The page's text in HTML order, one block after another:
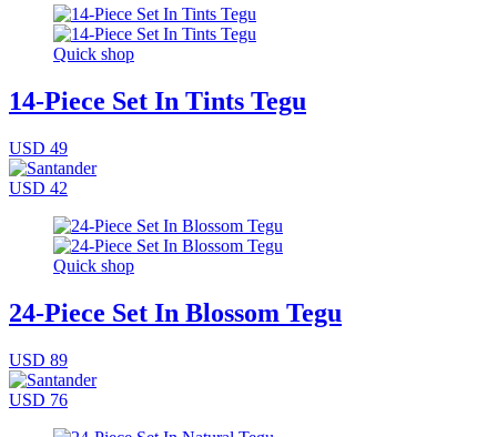
Quick shop
14-Piece Set In Tints Tegu
USD 49
USD 42
Quick shop
24-Piece Set In Blossom Tegu
USD 89
USD 76